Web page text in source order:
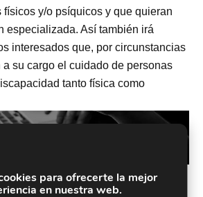
y/o psíquicos y que quieran
especializada. Así también irá
interesados que, por circunstancias
su cargo el cuidado de personas
tanto física como
para ofrecerte la mejor
en nuestra web.